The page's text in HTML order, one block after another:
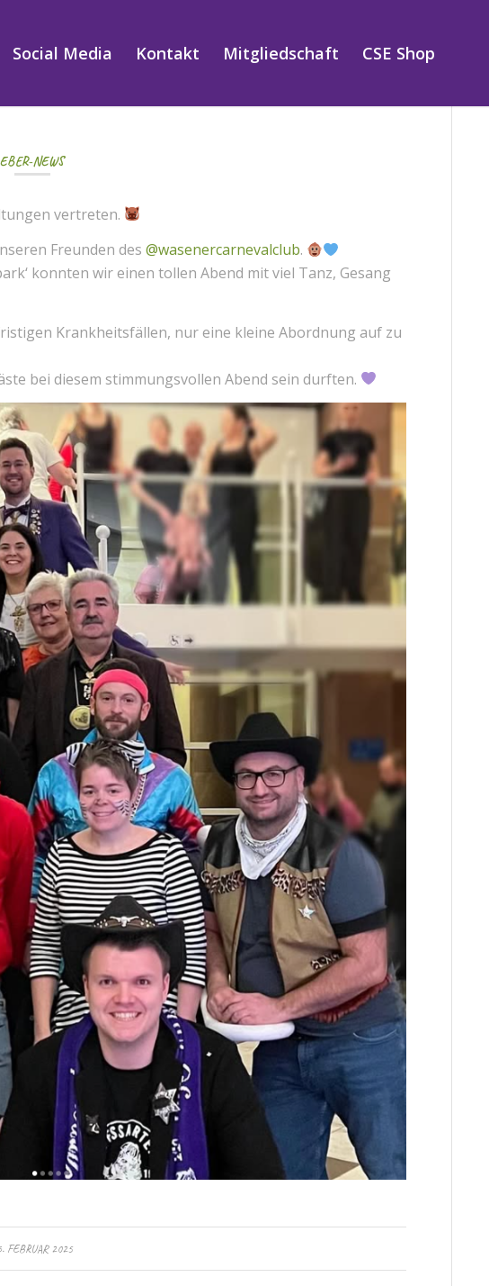
Social Media Kontakt Mitgliedschaft CSE Shop
EBER-NEWS
vertreten.
Freunden des @wasenercarnevalclub.
konnten wir einen tollen Abend mit viel Tanz, Gesang
Krankheitsfällen, nur eine kleine Abordnung auf zu
bei diesem stimmungsvollen Abend sein durften.
FEBRUAR 2025